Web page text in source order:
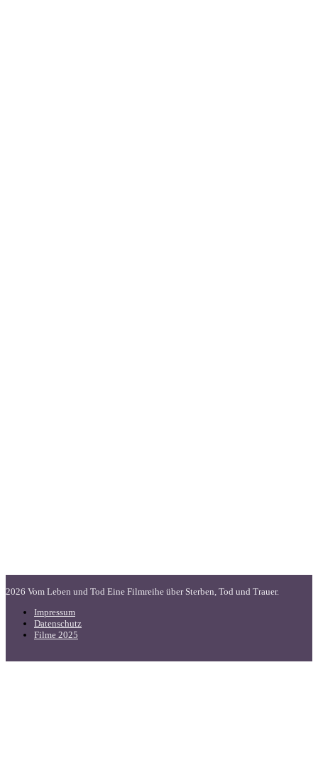
2026 Vom Leben und Tod Eine Filmreihe über Sterben, Tod und Trauer.
Impressum
Datenschutz
Filme 2025